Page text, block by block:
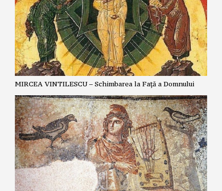
MIRCEA VINTILESCU – Schimbarea la Față a Domnului